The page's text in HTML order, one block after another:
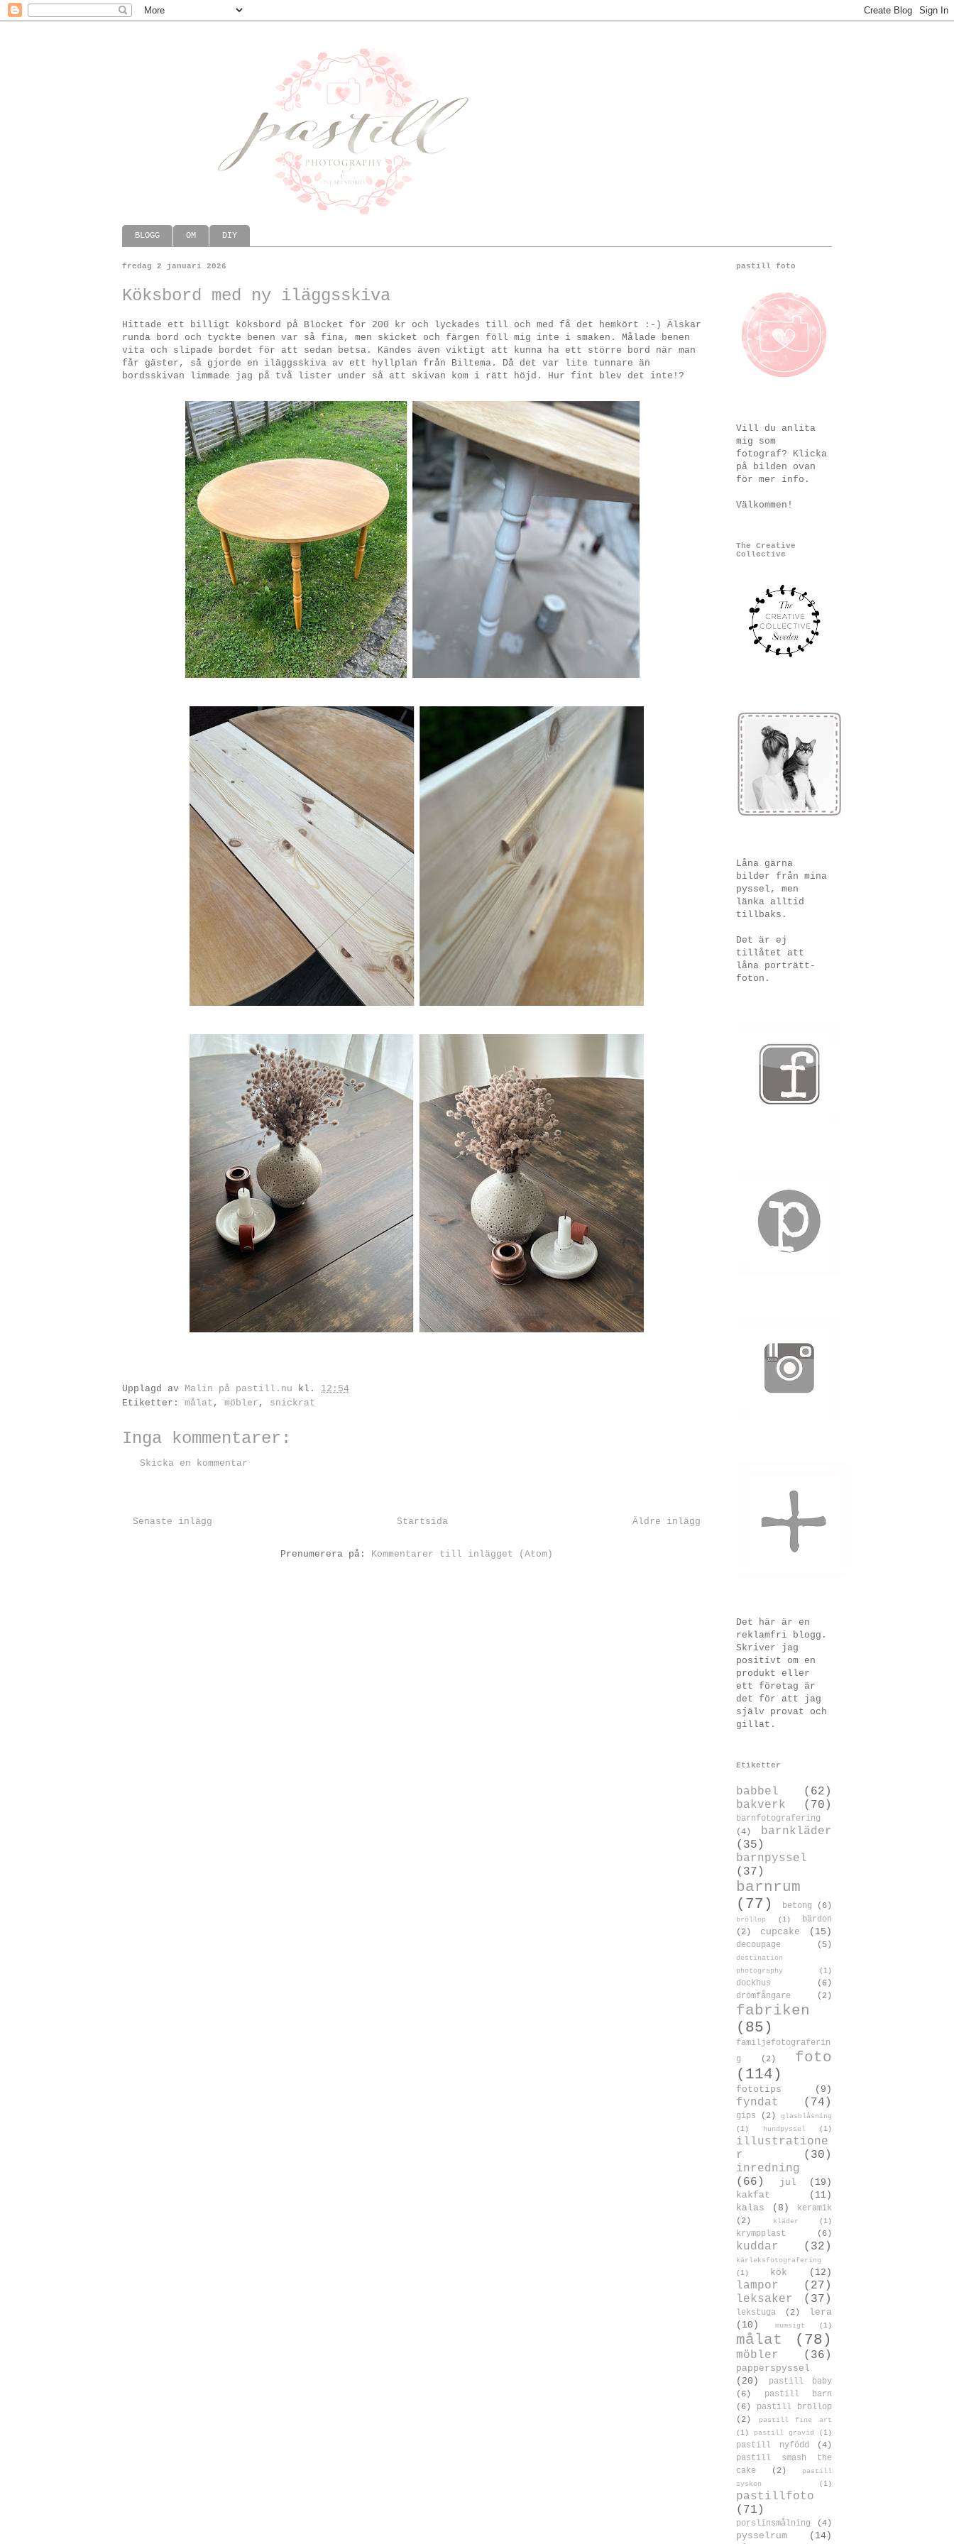
BLOGG OM DIY
fredag 2 januari 2026
Köksbord med ny iläggsskiva
Hittade ett billigt köksbord på Blocket för 200 kr och lyckades till och med få det hemkört :-) Älskar
runda bord och tyckte benen var så fina, men skicket och färgen föll mig inte i smaken. Målade benen
vita och slipade bordet för att sedan betsa. Kändes även viktigt att kunna ha ett större bord när man
får gäster, så gjorde en iläggsskiva av ett hyllplan från Biltema. Då det var lite tunnare än
bordsskivan limmade jag på två lister under så att skivan kom i rätt höjd. Hur fint blev det inte!?
Upplagd av Malin på pastill.nu kl. 12:54
Etiketter: målat , möbler , snickrat
Inga kommentarer:
Skicka en kommentar
Senaste inlägg Äldre inlägg
Startsida
Prenumerera på: Kommentarer till inlägget (Atom)
pastill foto
Vill du anlita
mig som
fotograf? Klicka
på bilden ovan
för mer info.
Välkommen!
The Creative
Collective
Låna gärna
bilder från mina
pyssel, men
länka alltid
tillbaks.
Det är ej
tillåtet att
låna porträtt-
foton.
Det här är en
reklamfri blogg.
Skriver jag
positivt om en
produkt eller
ett företag är
det för att jag
själv provat och
gillat.
Etiketter
babbel
(62)
bakverk
(70)
barnfotografering
(4)
barnkläder
(35)
barnpyssel
(37)
barnrum
(77)
betong (6)
bröllop (1)
bärdon
(2)
cupcake (15)
decoupage (5)
destination
photography
(1)
dockhus
(6)
drömfångare
(2)
fabriken
(85)
familjefotograferin
g
(2)
foto
(114)
fototips (9)
fyndat (74)
gips (2)
glasblåsning
(1)
hundpyssel (1)
illustratione
r
(30)
inredning
(66)
jul
(19)
kakfat
(11)
kalas
(8)
keramik
(2)
kläder (1)
krympplast (6)
kuddar (32)
kärleksfotografering
(1)
kök (12)
lampor
(27)
leksaker
(37)
lekstuga (2)
lera
(10)
mumsigt (1)
målat (78)
möbler (36)
papperspyssel
(20)
pastill baby
(6)
pastill barn
(6)
pastill bröllop
(2)
pastill fine art
(1)
pastill gravid (1)
pastill nyfödd
(4)
pastill smash the
cake
(2)
pastill
syskon
(1)
pastillfoto
(71)
porslinsmålning (4)
pysselrum
(14)